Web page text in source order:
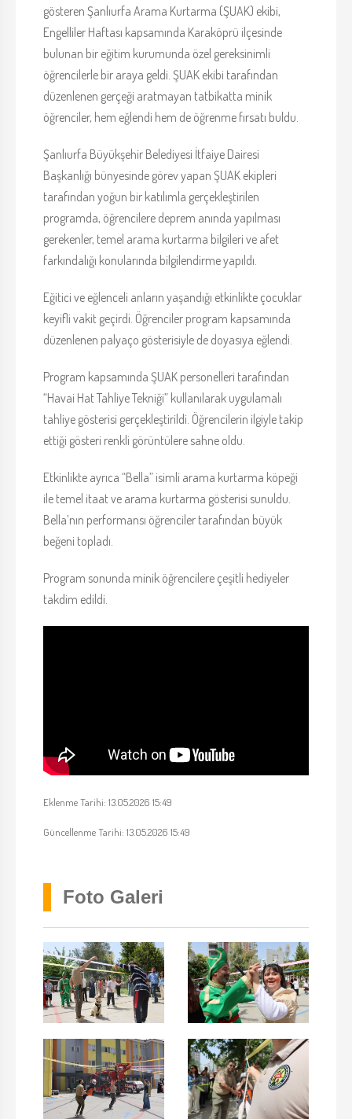
gösteren Şanlıurfa Arama Kurtarma (ŞUAK) ekibi,
Engelliler Haftası kapsamında Karaköprü ilçesinde
bulunan bir eğitim kurumunda özel gereksinimli
öğrencilerle bir araya geldi. ŞUAK ekibi tarafından
düzenlenen gerçeği aratmayan tatbikatta minik
öğrenciler, hem eğlendi hem de öğrenme fırsatı buldu.
Şanlıurfa Büyükşehir Belediyesi İtfaiye Dairesi
Başkanlığı bünyesinde görev yapan ŞUAK ekipleri
tarafından yoğun bir katılımla gerçekleştirilen
programda, öğrencilere deprem anında yapılması
gerekenler, temel arama kurtarma bilgileri ve afet
farkındalığı konularında bilgilendirme yapıldı.
Eğitici ve eğlenceli anların yaşandığı etkinlikte çocuklar
keyifli vakit geçirdi. Öğrenciler program kapsamında
düzenlenen palyaço gösterisiyle de doyasıya eğlendi.
Program kapsamında ŞUAK personelleri tarafından
“Havai Hat Tahliye Tekniği” kullanılarak uygulamalı
tahliye gösterisi gerçekleştirildi. Öğrencilerin ilgiyle takip
ettiği gösteri renkli görüntülere sahne oldu.
Etkinlikte ayrıca “Bella” isimli arama kurtarma köpeği
ile temel itaat ve arama kurtarma gösterisi sunuldu.
Bella’nın performansı öğrenciler tarafından büyük
beğeni topladı.
Program sonunda minik öğrencilere çeşitli hediyeler
takdim edildi.
Eklenme Tarihi: 13.05.2026 15:49
Güncellenme Tarihi: 13.05.2026 15:49
Foto Galeri